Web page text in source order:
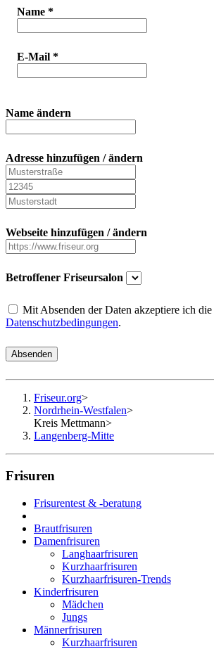
Name *
E-Mail *
Name ändern
Adresse hinzufügen / ändern
Webseite hinzufügen / ändern
Betroffener Friseursalon
Mit Absenden der Daten akzeptiere ich die
Datenschutzbedingungen.
Absenden
Friseur.org>
Nordrhein-Westfalen>
Kreis Mettmann>
Langenberg-Mitte
Frisuren
Frisurentest & -beratung
Brautfrisuren
Damenfrisuren
Langhaarfrisuren
Kurzhaarfrisuren
Kurzhaarfrisuren-Trends
Kinderfrisuren
Mädchen
Jungs
Männerfrisuren
Kurzhaarfrisuren